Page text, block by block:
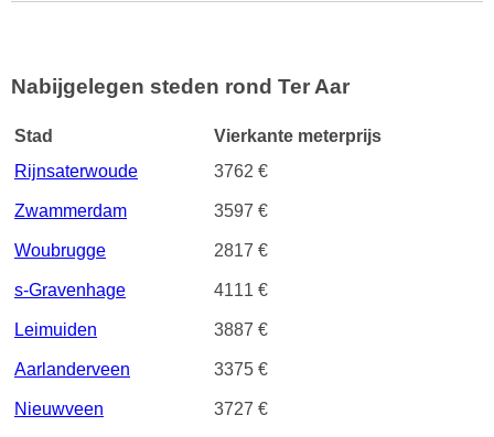
Nabijgelegen steden rond Ter Aar
Stad
Vierkante meterprijs
Rijnsaterwoude
3762 €
Zwammerdam 3597 €
Woubrugge 2817 €
s-Gravenhage 4111 €
Leimuiden 3887 €
Aarlanderveen 3375 €
Nieuwveen 3727 €